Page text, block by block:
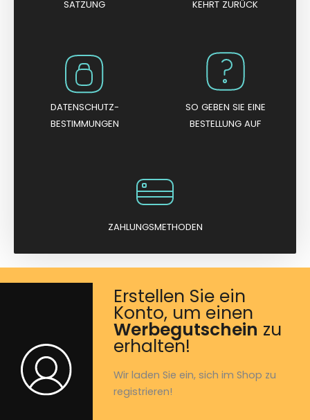
5
SATZUNG KEHRT ZURÜCK
DATENSCHUTZ-
BESTIMMUNGEN
SO GEBEN SIE EINE
BESTELLUNG AUF
ZAHLUNGSMETHODEN
Erstellen Sie ein
Konto, um einen
Werbegutschein zu
erhalten!
Wir laden Sie ein, sich im Shop zu
registrieren!